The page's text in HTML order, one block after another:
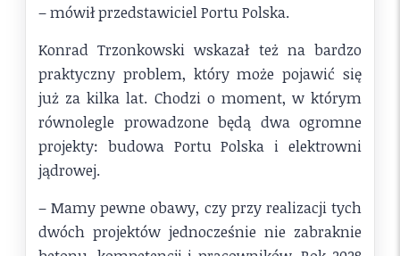
– mówił przedstawiciel Portu Polska.
Konrad Trzonkowski wskazał też na bardzo
praktyczny problem, który może pojawić się
już za kilka lat. Chodzi o moment, w którym
równolegle prowadzone będą dwa ogromne
projekty: budowa Portu Polska i elektrowni
jądrowej.
– Mamy pewne obawy, czy przy realizacji tych
dwóch projektów jednocześnie nie zabraknie